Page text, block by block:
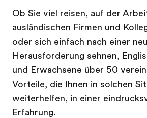
Ob Sie viel reisen, auf der
ausländischen Firmen und
oder sich einfach nach einer
Herausforderung sehnen,
und Erwachsene über 50
Vorteile, die Ihnen in solchen
weiterhelfen, in einer
Erfahrung.